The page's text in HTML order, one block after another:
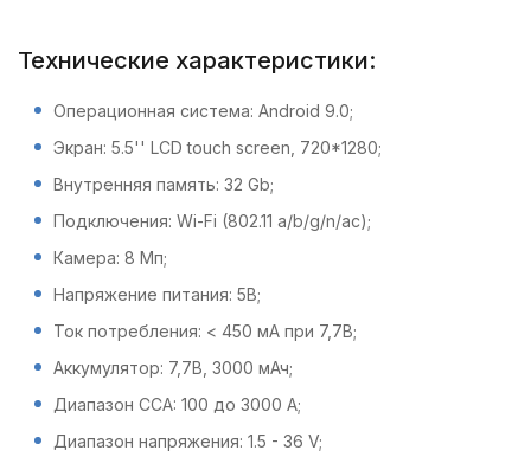
Технические характеристики:
Операционная система: Android 9.0;
Экран: 5.5'' LCD touch screen, 720*1280;
Внутренняя память: 32 Gb;
Подключения: Wi-Fi (802.11 a/b/g/n/ac);
Камера: 8 Мп;
Напряжение питания: 5В;
Ток потребления: < 450 мА при 7,7В;
Аккумулятор: 7,7В, 3000 мАч;
Диапазон CCA: 100 до 3000 A;
Диапазон напряжения: 1.5 - 36 V;